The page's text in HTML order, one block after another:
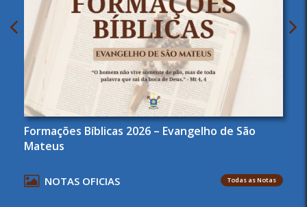
Formações Bíblicas 2026 – Evangelho de São
Mateus
NOTAS OFICIAS Todas as Notas